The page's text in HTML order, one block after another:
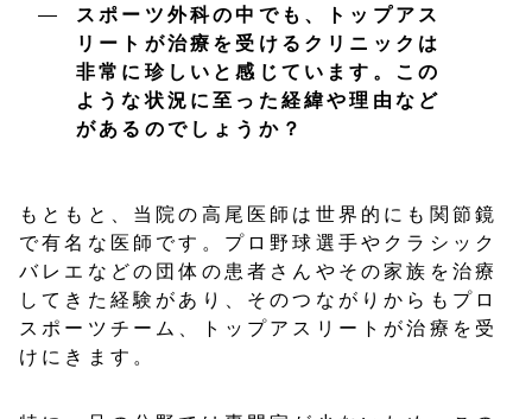
スポーツ外科の中でも、トップアス
リートが治療を受けるクリニックは
非常に珍しいと感じています。この
ような状況に至った経緯や理由など
があるのでしょうか？
もともと、当院の高尾医師は世界的にも関節鏡
で有名な医師です。プロ野球選手やクラシック
バレエなどの団体の患者さんやその家族を治療
してきた経験があり、そのつながりからもプロ
スポーツチーム、トップアスリートが治療を受
けにきます。